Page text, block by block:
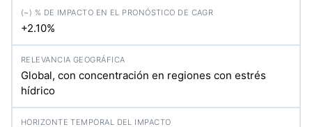
+2.10%
Global, con concentración en regiones con estrés
hídrico